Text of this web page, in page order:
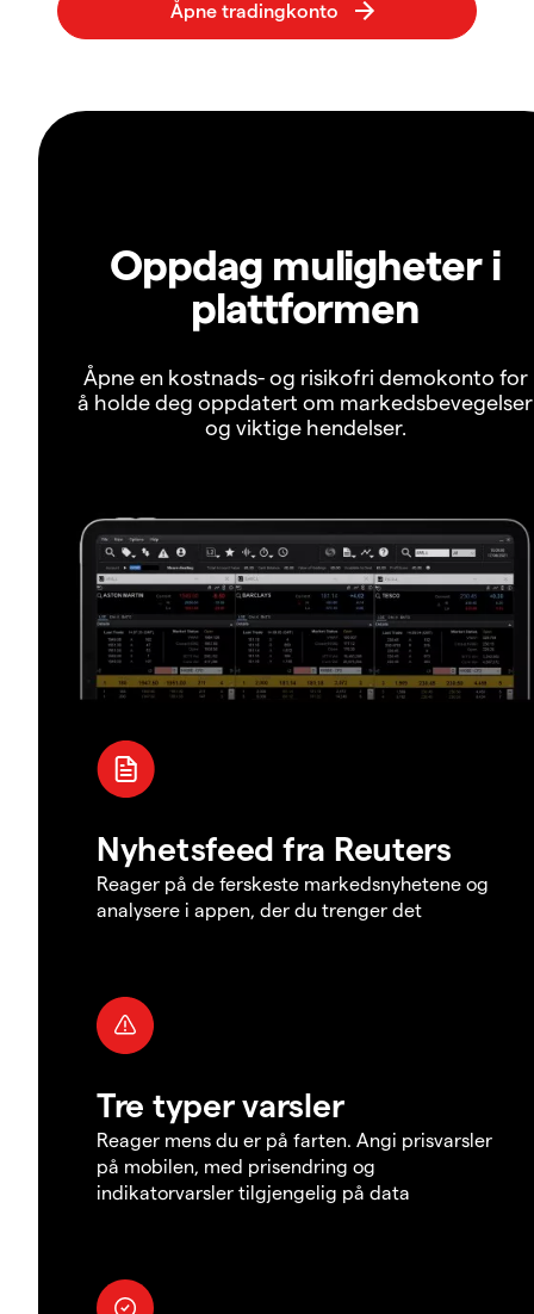
Oppdag muligheter i
plattformen
Åpne en kostnads- og risikofri demokonto for
å holde deg oppdatert om markedsbevegelser
og viktige hendelser.
Nyhetsfeed fra Reuters
Reager på de ferskeste markedsnyhetene og
analysere i appen, der du trenger det
Tre typer varsler
Reager mens du er på farten. Angi prisvarsler
på mobilen, med prisendring og
indikatorvarsler tilgjengelig på data